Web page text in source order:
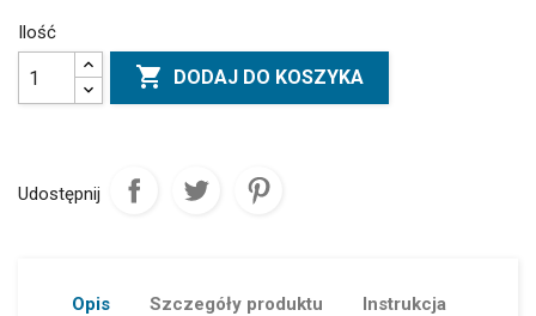
Ilość
 DODAJ DO KOSZYKA
Udostępnij
Opis Szczegóły produktu
Instrukcja